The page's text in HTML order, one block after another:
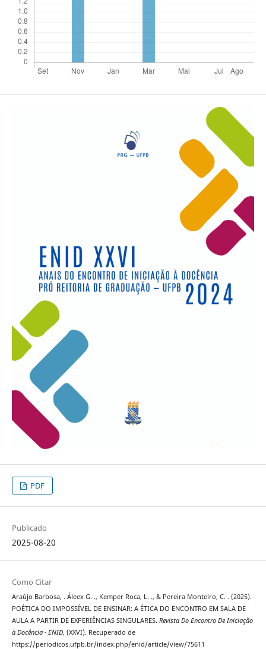
PDF
Publicado
2025-08-20
Como Citar
Araújo Barbosa, . Áleex G. ., Kemper Roca, L. ., & Pereira Monteiro, C. . (2025).
POÉTICA DO IMPOSSÍVEL DE ENSINAR: A ÉTICA DO ENCONTRO EM SALA DE
AULA A PARTIR DE EXPERIÊNCIAS SINGULARES. Revista Do Encontro De Iniciação
à Docência - ENID, (XXVI). Recuperado de
https://periodicos.ufpb.br/index.php/enid/article/view/75611